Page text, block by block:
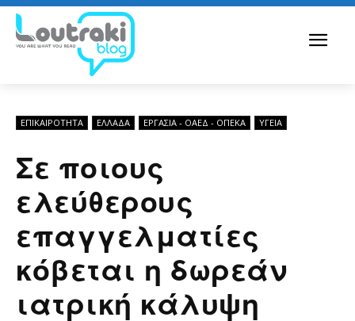
ΕΠΙΚΑΙΡΟΤΗΤΑ ΕΛΛΆΔΑ ΕΡΓΑΣΊΑ - ΟΑΕΔ - ΟΠΕΚΑ ΥΓΕΙΑ
Σε ποιους
ελεύθερους
επαγγελματίες
κόβεται η δωρεάν
ιατρική κάλυψη